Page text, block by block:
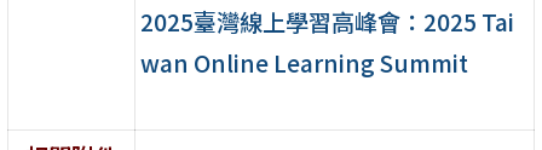
2025臺灣線上學習高峰會：2025 Tai
wan Online Learning Summit